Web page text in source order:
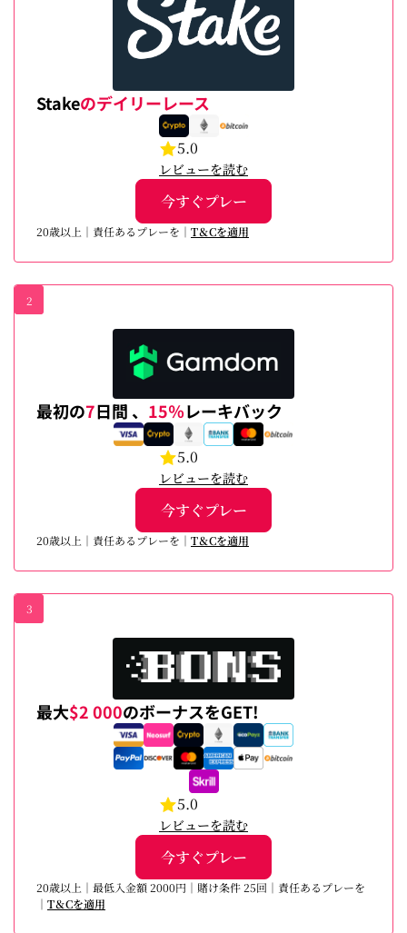
Stakeのデイリーレース
5.0
レビューを読む
今すぐプレー
20歳以上｜責任あるプレーを｜ T＆Cを適用
2
最初の7日間 、 15％レーキバック
5.0
レビューを読む
今すぐプレー
20歳以上｜責任あるプレーを｜ T＆Cを適用
3
最大$2 000のボーナスをGET!
5.0
レビューを読む
今すぐプレー
20歳以上｜最低入金額 2000円｜賭け条件 25回｜責任あるプレーを
｜ T＆Cを適用